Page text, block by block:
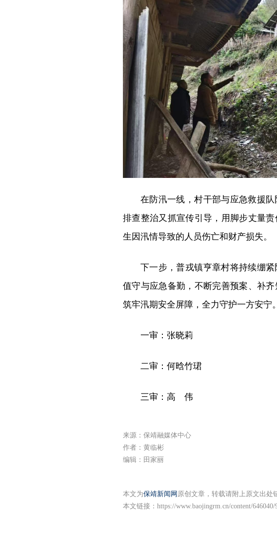
在防汛一线，村干部与应急救援
排查整治又抓宣传引导，用脚步丈量
生因汛情导致的人员伤亡和财产损失。
下一步，普戎镇亨章村将持续绷
值守与应急备勤，不断完善预案、补
筑牢汛期安全屏障，全力守护一方安宁。
一审：张晓莉
二审：何晗竹珺
三审：高 伟
来源：保靖融媒体中心
作者：黄临彬
编辑：田家丽
本文为保靖新闻网 原创文章，转载请附上原文出处
本文链接： https://www.baojingrm.cn/content/